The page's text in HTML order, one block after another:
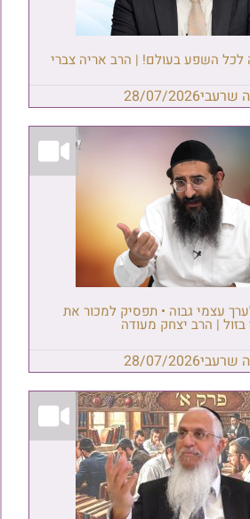
לכל השפע בעולם! | הרב אריה צברי
שרעבי28/07/2026
עצמי גבוה • תפסיק למכור את
| הרב יצחק מעודה
שרעבי28/07/2026